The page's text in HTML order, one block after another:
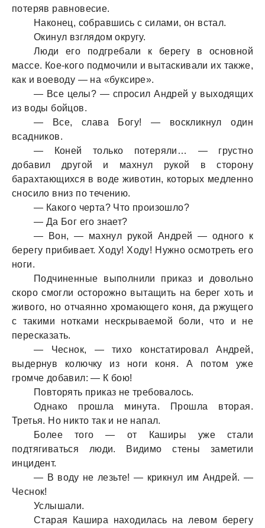
потеряв равновесие.
Наконец, собравшись с силами, он встал.
Окинул взглядом округу.
Люди его подгребали к берегу в основной
массе. Кое-кого подмочили и вытаскивали их также,
как и воеводу — на «буксире».
— Все целы? — спросил Андрей у выходящих
из воды бойцов.
— Все, слава Богу! — воскликнул один
всадников.
— Коней только потеряли… — грустно
добавил другой и махнул рукой в сторону
барахтающихся в воде животин, которых медленно
сносило вниз по течению.
— Какого черта? Что произошло?
— Да Бог его знает?
— Вон, — махнул рукой Андрей — одного к
берегу прибивает. Ходу! Ходу! Нужно осмотреть его
ноги.
Подчиненные выполнили приказ и довольно
скоро смогли осторожно вытащить на берег хоть и
живого, но отчаянно хромающего коня, да ржущего
с такими нотками нескрываемой боли, что и не
пересказать.
— Чеснок, — тихо констатировал Андрей,
выдернув колючку из ноги коня. А потом уже
громче добавил: — К бою!
Повторять приказ не требовалось.
Однако прошла минута. Прошла вторая.
Третья. Но никто так и не напал.
Более того — от Каширы уже стали
подтягиваться люди. Видимо стены заметили
инцидент.
— В воду не лезьте! — крикнул им Андрей. —
Чеснок!
Услышали.
Старая Кашира находилась на левом берегу